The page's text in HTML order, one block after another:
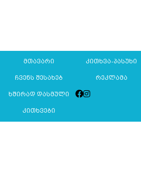
მთავარი კითხვა-პასუხი
ჩვენს შესახებ რეკლამა
ხშირად დასმული
კითხვები